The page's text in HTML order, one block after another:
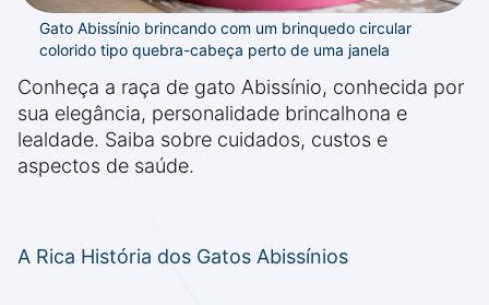
Gato Abissínio brincando com um brinquedo circular
colorido tipo quebra-cabeça perto de uma janela
Conheça a raça de gato Abissínio, conhecida por
sua elegância, personalidade brincalhona e
lealdade. Saiba sobre cuidados, custos e
aspectos de saúde.
A Rica História dos Gatos Abissínios